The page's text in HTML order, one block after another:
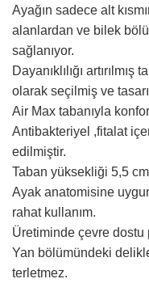
Ayağın sadece alt
alanlardan ve bilek
sağlanıyor.
Dayanıklılığı
olarak seçilmiş ve
Air Max tabanıyla
Antibakteriyel ,fitalat
edilmiştir.
Taban yüksekliği 5,5
Ayak anatomisine
rahat kullanım.
Üretiminde çevre dostu
Yan bölümündeki
terletmez.